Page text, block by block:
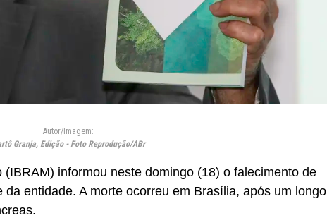
Autor/Imagem:
Granja, Edição - Foto Reprodução/ABr
informou neste domingo (18) o falecimento de
entidade. A morte ocorreu em Brasília, após um longo